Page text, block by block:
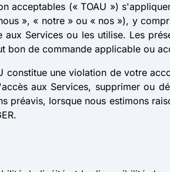
acceptables (« TOAU »)
nous », « notre » ou « nos »), y
Services ou les utilise. Les
bon de commande applicable ou
constitue une violation de votre
aux Services, supprimer ou
préavis, lorsque nous estimons